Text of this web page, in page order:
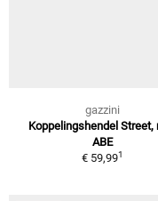
gazzini
Koppelingshendel Street,
ABE
€ 59,991